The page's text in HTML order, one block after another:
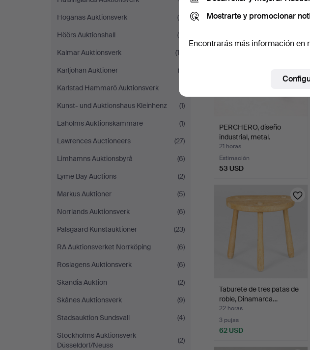
Höganäs Auktionsverk
(4)
Höörs Auktionshall
(6)
Kalmar Auktionsverk
(13)
Karljohan Auktioner
(3)
Karlstad Hammarö Auktionsverk
Kunst- und Auktionshaus Kleinhenz
(1)
Laholms Auktionskammare
(1)
Lawrences Auctioneers
(27)
Limhamns Auktionsbyrå
(6)
Lyme Bay Auctions
(2)
Markus Auktioner
(5)
Norrlands Auktionsverk
(6)
Palsgaard Kunstauktioner
(23)
RA Auktionsverket Norrköping
(6)
Roslagens Auktionsverk
(6)
Skandia Auktion
(2)
Skånes Auktionsverk
(9)
Stadsauktion Sundsvall
(4)
Stockholms Auktionsverk
Düsseldorf/Neuss
(2)
PERCHERO, diseño
industrial, metal.
21 horas
Estimación
53 USD
Taburete de tres patas de
roble, Dinamarca…
22 horas
3 pujas
62 USD
Mostrarte y promocionar
Encontrarás más información en